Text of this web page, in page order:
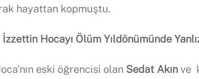
hayattan kopmuştu.
Hocayı Ölüm Yıldönümünde
eski öğrencisi olan Sedat Akınve